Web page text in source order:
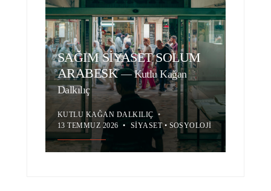
SAĞIM SİYASET SOLUM
ARABESK—Kutlu Kağan
Dalkılıç
KUTLU KAĞAN DALKILIÇ •
13 TEMMUZ 2026 • SIYASET• SOSYOLOJI